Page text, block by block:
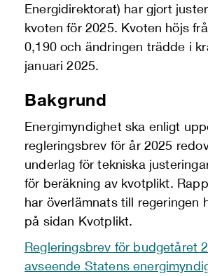
Energidirektorat) har gjort
kvoten för 2025. Kvoten höjs
0,190 och ändringen trädde i
januari 2025.
Bakgrund
Energimyndighet ska enligt
regleringsbrev för år 2025
underlag för tekniska
för beräkning av kvotplikt.
har överlämnats till regeringen
på sidan Kvotplikt.
Regleringsbrev för budgetåret
avseende Statens